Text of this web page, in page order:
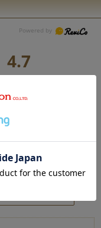
4.7
(0)
(0)